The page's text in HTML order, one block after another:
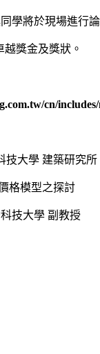
學將於現場進行
越獎金及獎狀。
cn/includes/
技大學 建築研究所
格模型之探討
技大學 副教授